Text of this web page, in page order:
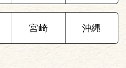
宮崎 沖縄